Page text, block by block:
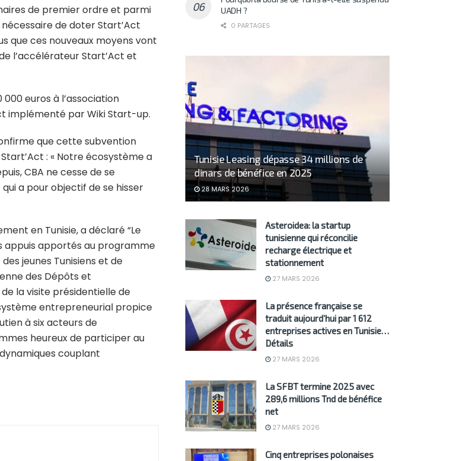
de premier ordre et parmi
de doter Start’Act
que ces nouveaux moyens vont
l’accélérateur Start’Act et
euros à l’association
implémenté par Wiki Start-up.
que cette subvention
: « Notre écosystème a
CBA ne cesse de se
a pour objectif de se hisser
en Tunisie, a déclaré “Le
appuis apportés au programme
jeunes Tunisiens et de
des Dépôts et
la visite présidentielle de
entrepreneurial propice
à six acteurs de
heureux de participer au
couplant
UADH ?
0 PARTAGES
Tunisie Leasing dépasse 34 millions de
dinars de bénéfice en 2025
28 MARS 2026
Asteroidea: la startup
tunisienne qui réconcilie
recharge électrique et
stationnement
27 MARS 2026
La présence française se
traduit aujourd’hui par 1 612
entreprises actives en Tunisie…
Détails
27 MARS 2026
La SFBT termine 2025 avec
289,6 millions Tnd de bénéfice
net
27 MARS 2026
Cinq entreprises polonaises